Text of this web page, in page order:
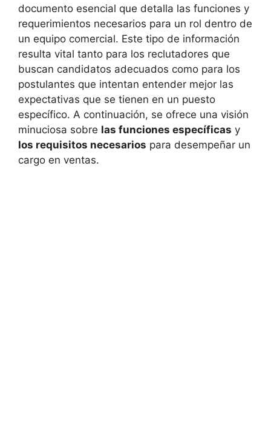
documento esencial que detalla las funciones y
requerimientos necesarios para un rol dentro de
un equipo comercial. Este tipo de información
resulta vital tanto para los reclutadores que
buscan candidatos adecuados como para los
postulantes que intentan entender mejor las
expectativas que se tienen en un puesto
específico. A continuación, se ofrece una visión
minuciosa sobre las funciones específicas y
los requisitos necesarios para desempeñar un
cargo en ventas.